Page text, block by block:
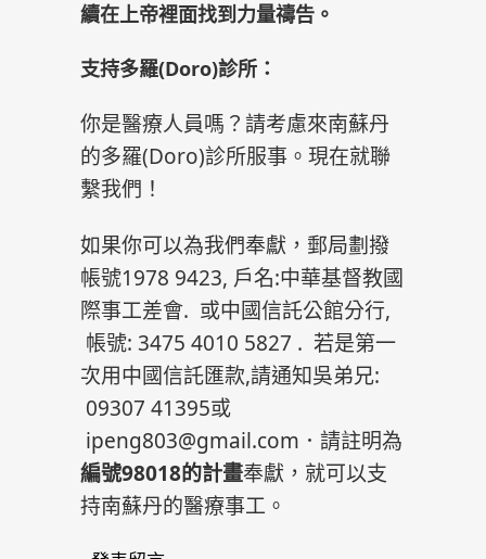
續在上帝裡面找到力量禱告。
支持多羅(Doro)診所：
你是醫療人員嗎？請考慮來南蘇丹
的多羅(Doro)診所服事。現在就聯
繫我們！
如果你可以為我們奉獻，郵局劃撥
帳號1978 9423, 戶名:中華基督教國
際事工差會. 或中國信託公館分行,
帳號: 3475 4010 5827 . 若是第一
次用中國信託匯款,請通知吳弟兄:
09307 41395或
ipeng803@gmail.com ．請註明為
編號98018的計畫奉獻，就可以支
持南蘇丹的醫療事工。